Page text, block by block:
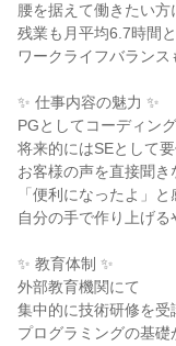
腰を据えて働きたい方
残業も月平均6.7時間と
ワークライフバランス
✨ 仕事内容の魅力 ✨
PGとしてコーディン
将来的にはSEとして要
お客様の声を直接聞き
「便利になったよ」
自分の手で作り上げる
✨ 教育体制 ✨
外部教育機関にて
集中的に技術研修を受
プログラミングの基